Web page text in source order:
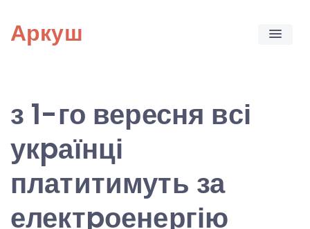
content
Аркуш
з 1-го вересня всі
укpаїнці
платитимуть за
електpоенергію